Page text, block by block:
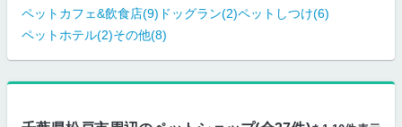
ペットカフェ&飲食店(9) ドッグラン(2)ペットしつけ(6)
ペットホテル(2)その他(8)